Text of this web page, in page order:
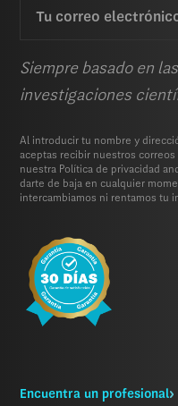
Siempre basado en
investigaciones
Al introducir tu nombre y
aceptas recibir nuestros
nuestra Política de privacidad and
darte de baja en cualquier
intercambiamos ni rentamos tu
Encuentra un profesional